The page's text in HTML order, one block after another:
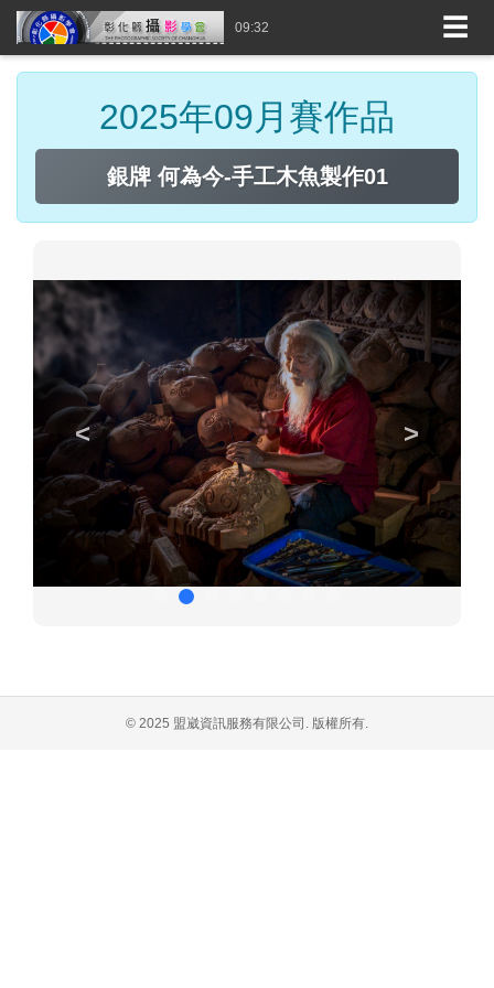
09:32 ☰
2025年09月賽作品
銀牌 何為今-手工木魚製作01
< >
© 2025 盟崴資訊服務有限公司. 版權所有.